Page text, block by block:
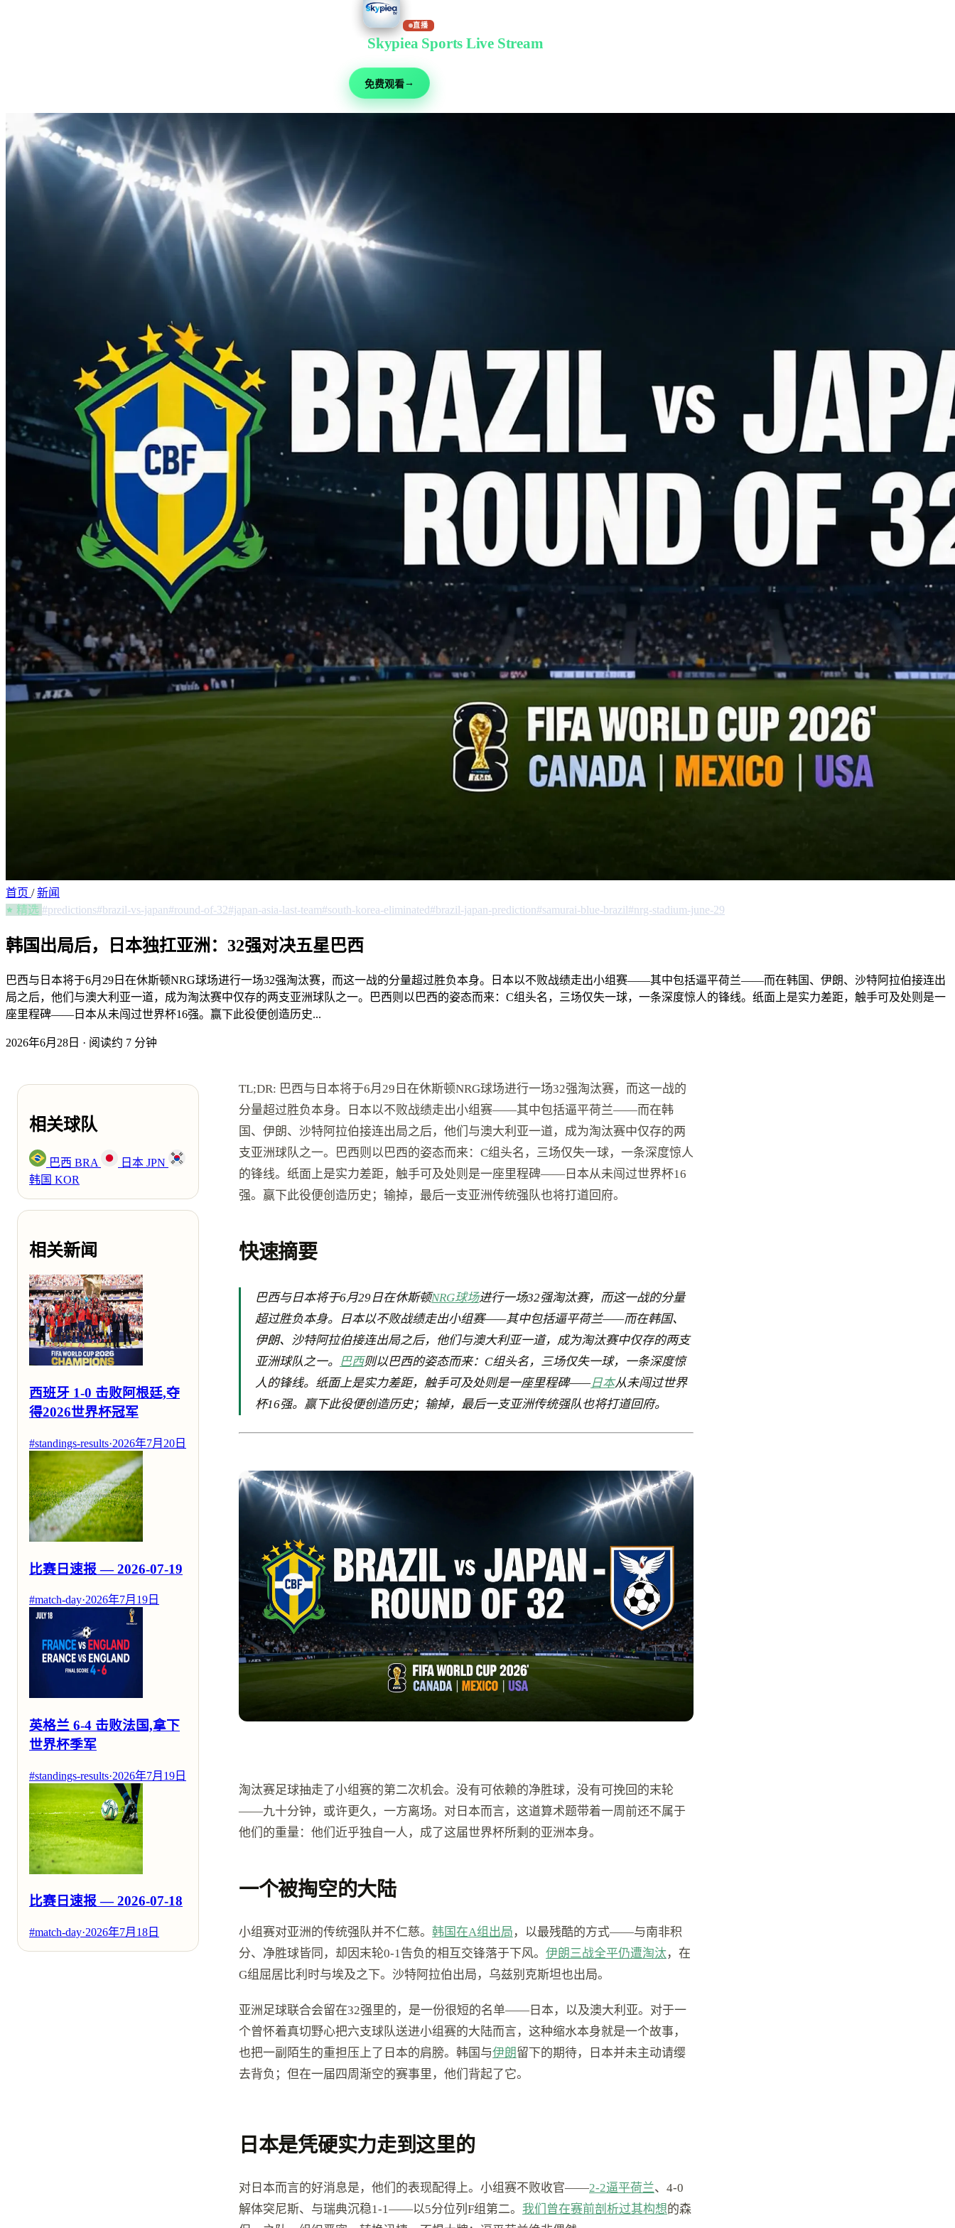
直播
Skypiea Sports Live Stream
免费观看→
首页 / 新闻
精选 #predictions#brazil-vs-japan#round-of-32#japan-asia-last-team#south-korea-eliminated#brazil-japan-prediction#samurai-blue-brazil#nrg-stadium-june-29
韩国出局后，日本独扛亚洲：32强对决五星巴西
巴西与日本将于6月29日在休斯顿NRG球场进行一场32强淘汰赛，而这一战的分量超过胜负本身。日本以不败战绩走出小组赛——其中包括逼平荷兰——而在韩国、伊朗、沙特阿拉伯接连出
局之后，他们与澳大利亚一道，成为淘汰赛中仅存的两支亚洲球队之一。巴西则以巴西的姿态而来：C组头名，三场仅失一球，一条深度惊人的锋线。纸面上是实力差距，触手可及处则是一
座里程碑——日本从未闯过世界杯16强。赢下此役便创造历史...
2026年6月28日 · 阅读约 7 分钟
相关球队
巴西 BRA 日本 JPN
韩国 KOR
相关新闻
西班牙 1-0 击败阿根廷,夺
得2026世界杯冠军
#standings-results·2026年7月20日
比赛日速报 — 2026-07-19
#match-day·2026年7月19日
英格兰 6-4 击败法国,拿下
世界杯季军
#standings-results·2026年7月19日
比赛日速报 — 2026-07-18
#match-day·2026年7月18日
TL;DR: 巴西与日本将于6月29日在休斯顿NRG球场进行一场32强淘汰赛，而这一战的
分量超过胜负本身。日本以不败战绩走出小组赛——其中包括逼平荷兰——而在韩
国、伊朗、沙特阿拉伯接连出局之后，他们与澳大利亚一道，成为淘汰赛中仅存的两
支亚洲球队之一。巴西则以巴西的姿态而来：C组头名，三场仅失一球，一条深度惊人
的锋线。纸面上是实力差距，触手可及处则是一座里程碑——日本从未闯过世界杯16
强。赢下此役便创造历史；输掉，最后一支亚洲传统强队也将打道回府。
快速摘要
巴西与日本将于6月29日在休斯顿NRG球场进行一场32强淘汰赛，而这一战的分量
超过胜负本身。日本以不败战绩走出小组赛——其中包括逼平荷兰——而在韩国、
伊朗、沙特阿拉伯接连出局之后，他们与澳大利亚一道，成为淘汰赛中仅存的两支
亚洲球队之一。
巴西则以巴西的姿态而来：C组头名，三场仅失一球，一条深度惊
人的锋线。纸面上是实力差距，触手可及处则是一座里程碑——日本从未闯过世界
杯16强。赢下此役便创造历史；输掉，最后一支亚洲传统强队也将打道回府。
淘汰赛足球抽走了小组赛的第二次机会。没有可依赖的净胜球，没有可挽回的末轮
——九十分钟，或许更久，一方离场。对日本而言，这道算术题带着一周前还不属于
他们的重量：他们近乎独自一人，成了这届世界杯所剩的亚洲本身。
一个被掏空的大陆
小组赛对亚洲的传统强队并不仁慈。 韩国在A组出局 ，以最残酷的方式——与南非积
分、净胜球皆同，却因末轮0-1告负的相互交锋落于下风。 伊朗三战全平仍遭淘汰，在
G组屈居比利时与埃及之下。沙特阿拉伯出局，乌兹别克斯坦也出局。
亚洲足球联合会留在32强里的，是一份很短的名单——日本，以及澳大利亚。对于一
个曾怀着真切野心把六支球队送进小组赛的大陆而言，这种缩水本身就是一个故事，
也把一副陌生的重担压上了日本的肩膀。韩国与伊朗留下的期待，日本并未主动请缨
去背负；但在一届四周渐空的赛事里，他们背起了它。
日本是凭硬实力走到这里的
对日本而言的好消息是，他们的表现配得上。小组赛不败收官——2-2逼平荷兰、4-0
解体突尼斯、与瑞典沉稳1-1——以5分位列F组第二。 我们曾在赛前剖析过其构想的森